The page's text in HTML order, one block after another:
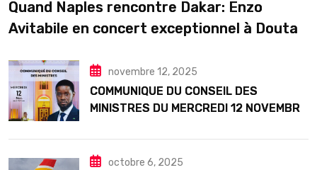
Quand Naples rencontre Dakar: Enzo
Avitabile en concert exceptionnel à Douta
novembre 12, 2025
COMMUNIQUE DU CONSEIL DES
MINISTRES DU MERCREDI 12 NOVEMBRE
octobre 6, 2025